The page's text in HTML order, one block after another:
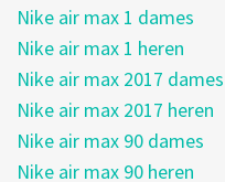
Nike air max 1 dames
Nike air max 1 heren
Nike air max 2017 dames
Nike air max 2017 heren
Nike air max 90 dames
Nike air max 90 heren